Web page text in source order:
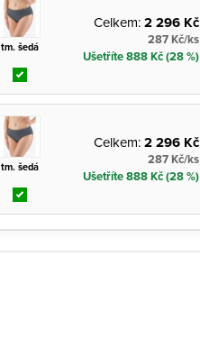
tm. šedá
Celkem:2 296 Kč
287 Kč/ks
Ušetříte 888 Kč (28 %)
tm. šedá
Celkem:2 296 Kč
287 Kč/ks
Ušetříte 888 Kč (28 %)